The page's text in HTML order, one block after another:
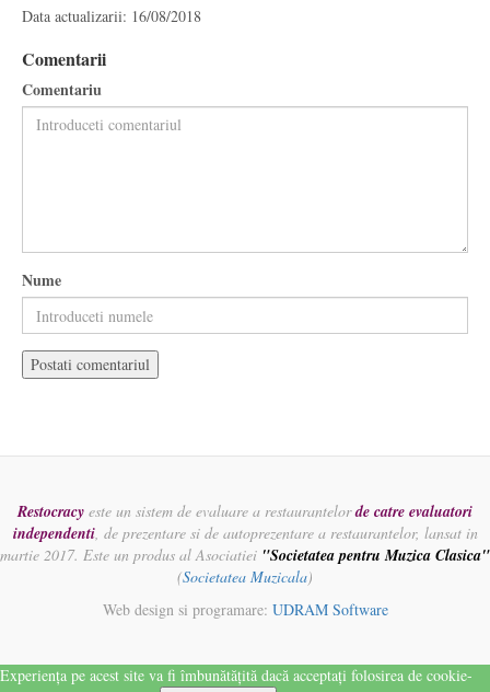
Data actualizarii: 16/08/2018
Comentarii
Comentariu
Nume
Restocracy este un sistem de evaluare a restaurantelorde catre evaluatori
independenti, de prezentare si de autoprezentare a restaurantelor, lansat in
martie 2017. Este un produs al Asociatiei "Societatea pentru Muzica Clasica"
(Societatea Muzicala)
Web design si programare: UDRAM Software
Experiența pe acest site va fi îmbunătățită dacă acceptați folosirea de cookie-